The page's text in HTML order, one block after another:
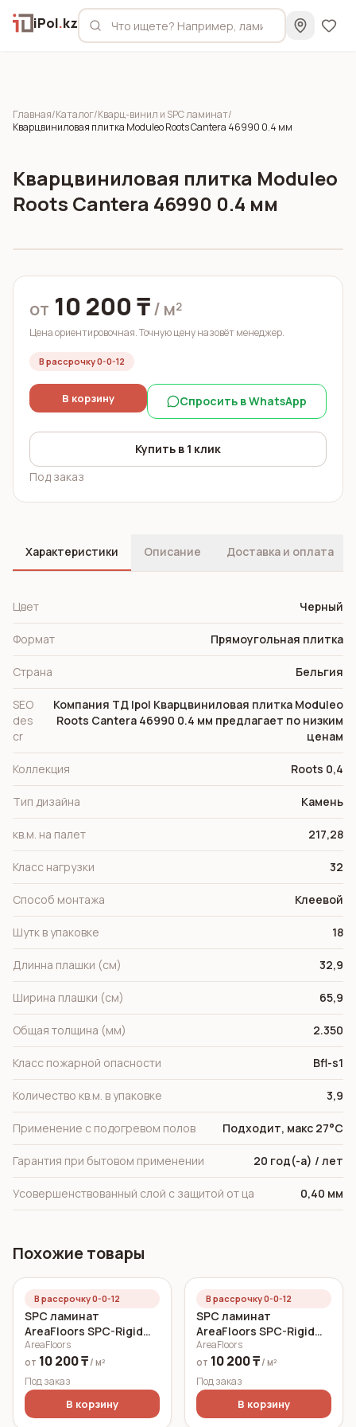
iPol.kz
Главная/Каталог/Кварц-винил и SPC ламинат/
Кварцвиниловая плитка Moduleo Roots Cantera 46990 0.4 мм
Кварцвиниловая плитка Moduleo
Roots Cantera 46990 0.4 мм
от 10 200 ₸/ м²
Цена ориентировочная. Точную цену назовёт менеджер.
В рассрочку 0-0-12
В корзину Спросить в WhatsApp
Купить в 1 клик
Под заказ
Характеристики Описание Доставка и оплата
Цвет Черный
Формат Прямоугольная плитка
Страна Бельгия
SEO
des
cr
Компания ТД Ipol Кварцвиниловая плитка Moduleo
Roots Cantera 46990 0.4 мм предлагает по низким
ценам
Коллекция Roots 0,4
Тип дизайна Камень
кв.м. на палет 217,28
Класс нагрузки 32
Способ монтажа Клеевой
Шутк в упаковке 18
Длинна плашки (см) 32,9
Ширина плашки (см) 65,9
Общая толщина (мм) 2.350
Класс пожарной опасности Bfl-s1
Количество кв.м. в упаковке 3,9
Применение с подогревом полов Подходит, макс 27°C
Гарантия при бытовом применении 20 год(-а) / лет
Усовершенствованный слой с защитой от ца 0,40 мм
Похожие товары
В рассрочку 0-0-12
SPC ламинат
AreaFloors SPC-Rigid
Click Дуб морской
750x150 6 мм
AreaFloors
от 10 200 ₸ / м²
Под заказ
В корзину
В рассрочку 0-0-12
SPC ламинат
AreaFloors SPC-Rigid
Click Осенний дуб
750x150 5 мм
AreaFloors
от 10 200 ₸ / м²
Под заказ
В корзину